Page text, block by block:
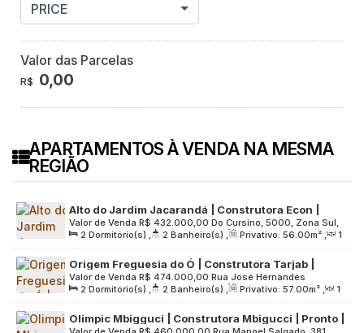
PRICE
Valor das Parcelas
R$ 0,00
APARTAMENTOS À VENDA NA MESMA
REGIÃO
Alto do Jardim Jacarandá | Construtora Econ |
Pronto para morar | 56 metros | 02 dormitórios |
suíte | varanda gourmet | 01 vaga
R$ 432.000,00
Valor de Venda
Do Cursino, 5000, Zona Sul,
04169-000, Vila Moraes, São Paulo, São Paulo, Brasil
2 Dormitório(s) , 2 Banheiro(s) , Privativo: 56.00m² ,
1
Sala(s) , 1 Suíte(s) , 1 Vaga(s) , Útil: 56.00m² ,
Terreno:
7365.00m²
Origem Freguesia do Ó | Construtora Tarjab |
Pronto | 57 metros | 02 dormitórios | suíte |
varanda | 01 vaga
R$ 474.000,00
Valor de Venda
Rua José Hernandes
Gonzales, 48, Zona Norte, 02804-140, Vila Cruz das Almas,
São Paulo, São Paulo, Brasil
2 Dormitório(s) , 2 Banheiro(s) , Privativo: 57.00m² ,
1
Sala(s) , 1 Suíte(s) , 1 Vaga(s) , Útil: 57.00m² ,
Terreno:
2557.00m²
Olimpic Mbigguci | Construtora Mbigucci | Pronto |